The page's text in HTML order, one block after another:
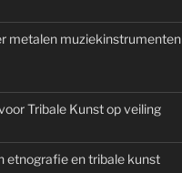
metalen muziekinstrumenten
Tribale Kunst op veiling
etnografie en tribale kunst